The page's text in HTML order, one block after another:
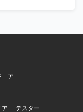
を支える領域で、
やJuniper
インフラエンジ
す。 【開発
系OS、
端末環境の構築を
ニア
ア
テスター